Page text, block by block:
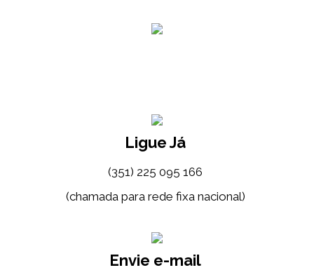
Ligue Já
(351) 225 095 166
(chamada para rede fixa nacional)
Envie e-mail